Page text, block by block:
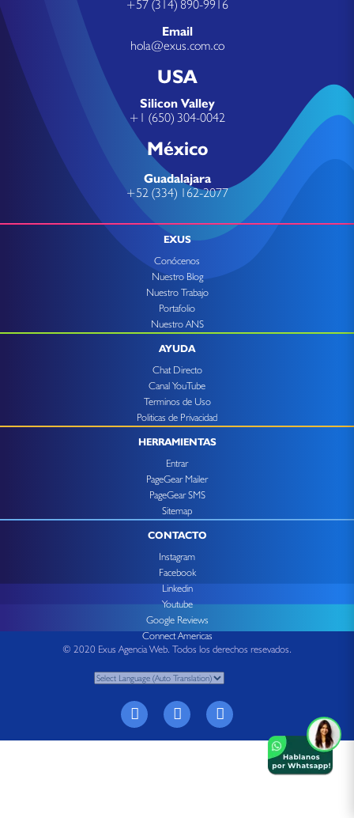
+57 (314) 890-9916
Email
hola@exus.com.co
USA
Silicon Valley
+1 (650) 304-0042
México
Guadalajara
+52 (334) 162-2077
EXUS
Conócenos
Nuestro Blog
Nuestro Trabajo
Portafolio
Nuestro ANS
AYUDA
Chat Directo
Canal YouTube
Terminos de Uso
Politicas de Privacidad
HERRAMIENTAS
Entrar
PageGear Mailer
PageGear SMS
Sitemap
CONTACTO
Instagram
Facebook
Linkedin
Youtube
Google Reviews
Connect Americas
© 2020 Exus Agencia Web. Todos los derechos resevados.